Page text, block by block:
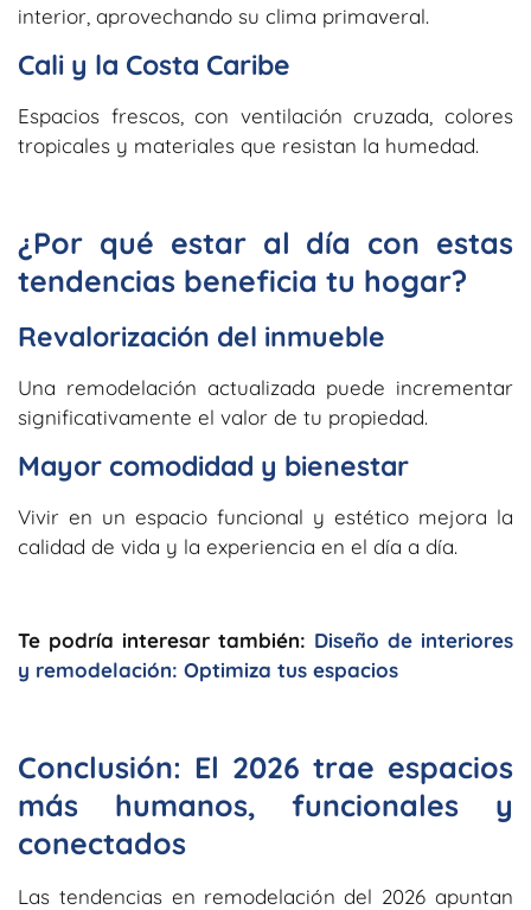
interior, aprovechando su clima primaveral.
Cali y la Costa Caribe
Espacios frescos, con ventilación cruzada, colores
tropicales y materiales que resistan la humedad.
¿Por qué estar al día con estas
tendencias beneficia tu hogar?
Revalorización del inmueble
Una remodelación actualizada puede incrementar
significativamente el valor de tu propiedad.
Mayor comodidad y bienestar
Vivir en un espacio funcional y estético mejora la
calidad de vida y la experiencia en el día a día.
Te podría interesar también: Diseño de interiores
y remodelación: Optimiza tus espacios
Conclusión: El 2026 trae espacios
más humanos, funcionales y
conectados
Las tendencias en remodelación del 2026 apuntan